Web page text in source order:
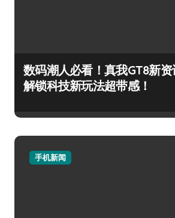
数码潮人必看！真我GT8新资
解锁科技新玩法超带感！
手机新闻